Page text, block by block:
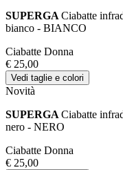
SUPERGA Ciabatte
bianco - BIANCO
Ciabatte Donna
€ 25,00
Vedi taglie e colori
Novità
SUPERGA Ciabatte
nero - NERO
Ciabatte Donna
€ 25,00